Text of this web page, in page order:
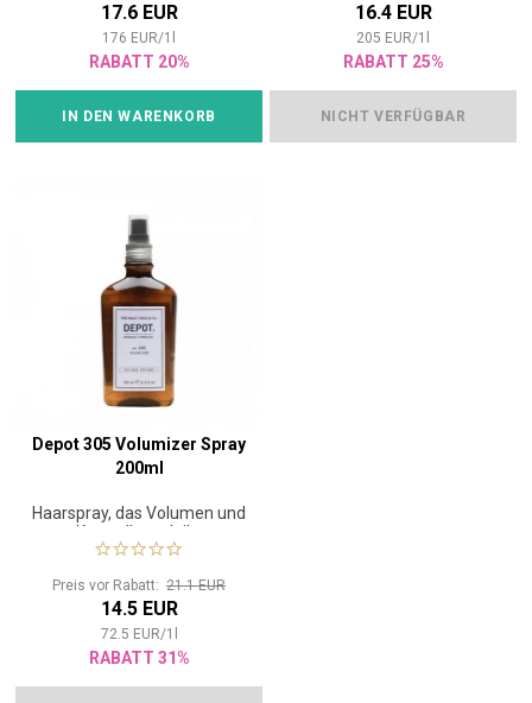
17.6 EUR
176 EUR/1
RABATT 20%
IN DEN WARENKORB
16.4 EUR
205 EUR/1
RABATT 25%
NICHT VERFÜGBAR
Depot 305 Volumizer Spray
200ml
Haarspray, das Volumen und
Kontrolle verleiht
Preis vor Rabatt: 21.1 EUR
14.5 EUR
72.5 EUR/1
RABATT 31%